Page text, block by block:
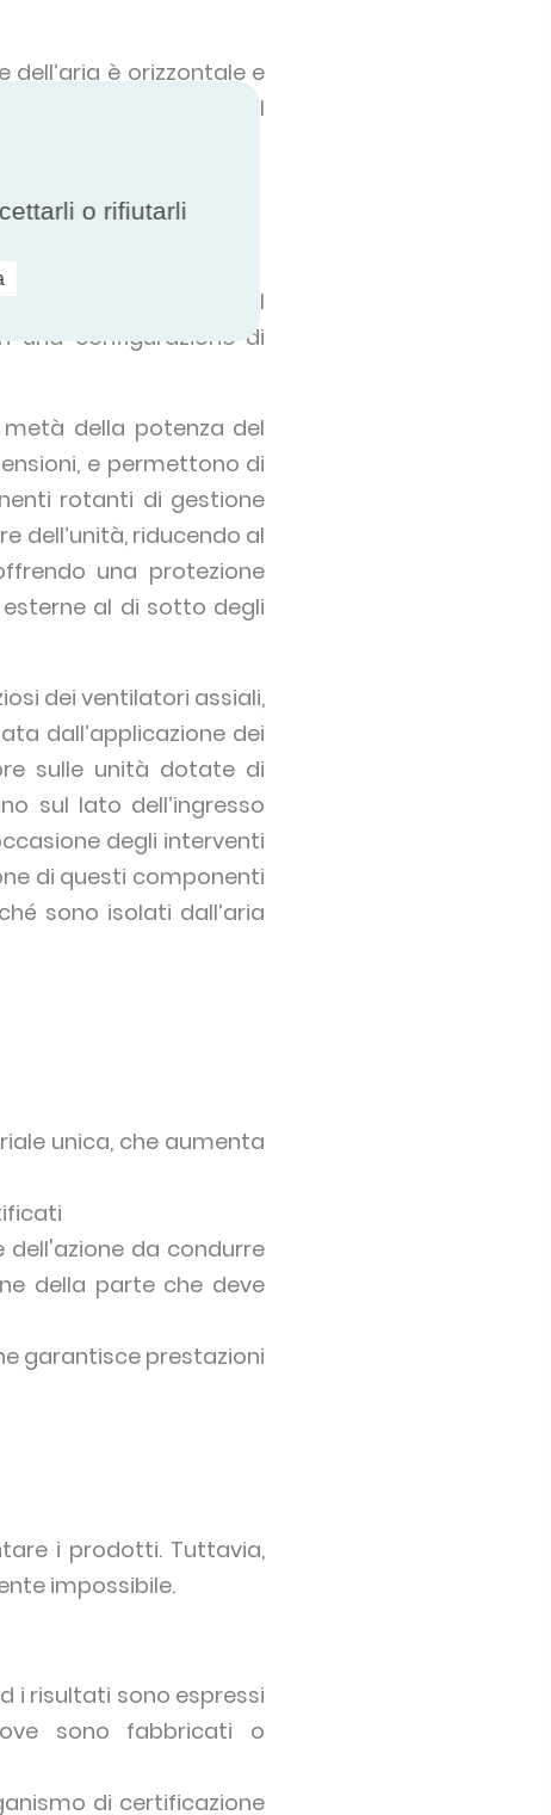
è orizzontale e
Di conseguenza, il
secondo il ventilatore. I
una configurazione di
della potenza del
e permettono di
rotanti di gestione
dell’unità, riducendo al
una protezione
al di sotto degli
dei ventilatori assiali,
dall’applicazione dei
sulle unità dotate di
sul lato dell’ingresso
degli interventi
di questi componenti
sono isolati dall’aria
unica, che aumenta
da condurre
della parte che deve
garantisce prestazioni
i prodotti. Tuttavia,
impossibile.
i risultati sono espressi
sono fabbricati o
di certificazione
o rifiutarli